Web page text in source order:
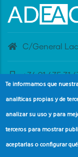
C/General
+34 91 435 31
Te informamos que
analíticas propias y de
analizar su uso y para
terceros para mostrar
aceptarlas o configurar